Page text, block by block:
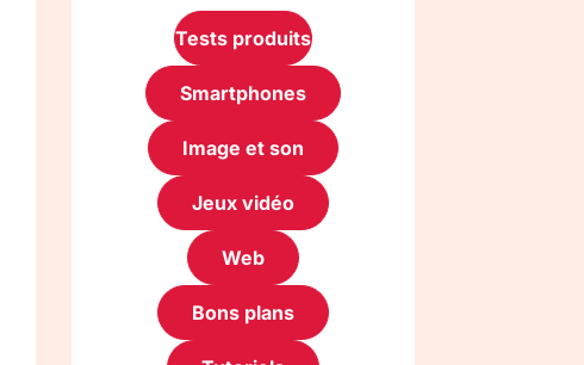
Tests produits
Smartphones
Image et son
Jeux vidéo
Web
Bons plans